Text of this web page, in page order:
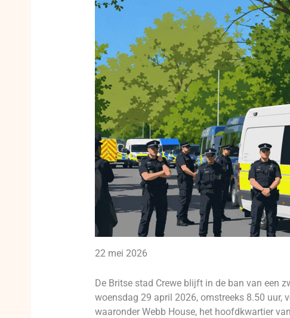
22 mei 2026
De Britse stad Crewe blijft in de ban van een
woensdag 29 april 2026, omstreeks 8.50 uur,
waaronder Webb House, het hoofdkwartier